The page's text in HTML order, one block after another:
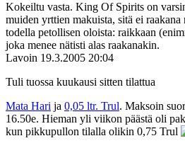
Kokeiltu vasta. King Of Spirits on
muiden yrttien makuista, sitä ei
todella petollisen oloista: raikkaan
joka menee nätisti alas raakanakin.
Lavoin 19.3.2005 20:04
Tuli tuossa kuukausi sitten tilattua
Mata Hari ja 0,05 ltr. Trul. Maksoin
16.50e. Hieman yli viikon päästä oli
kun pikkupullon tilalla olikin 0,75 Trul